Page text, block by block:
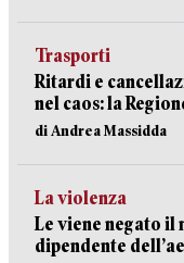
Trasporti
Ritardi e
nel caos: la
di Andrea Massidda
La violenza
Le viene negato il
dipendente